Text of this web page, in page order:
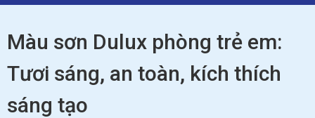
Màu sơn Dulux phòng trẻ em:
Tươi sáng, an toàn, kích thích
sáng tạo